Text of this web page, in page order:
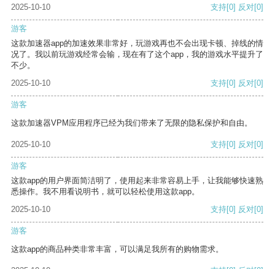
2025-10-10 支持[0] 反对[0]
游客
这款加速器app的加速效果非常好，玩游戏再也不会出现卡顿、掉线的情
况了。我以前玩游戏经常会输，现在有了这个app，我的游戏水平提升了
不少。
2025-10-10
支持[0] 反对[0]
游客
这款加速器VPM应用程序已经为我们带来了无限的隐私保护和自由。
2025-10-10 支持[0] 反对[0]
游客
这款app的用户界面简洁明了，使用起来非常容易上手，让我能够快速熟
悉操作。我不用看说明书，就可以轻松使用这款app。
2025-10-10
支持[0] 反对[0]
游客
这款app的商品种类非常丰富，可以满足我所有的购物需求。